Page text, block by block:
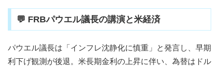
💬 FRBパウエル議長の講演と米経済
パウエル議長は「インフレ沈静化に慎重」と発言し、早期
利下げ観測が後退。米長期金利の上昇に伴い、為替はドル